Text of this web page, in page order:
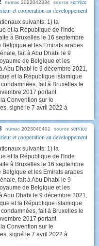
numac 2022042334 source
et cooperation au developpement
suivants: 1) la
et la République de l'Inde
à Bruxelles le 16 septembre
et les Emirats arabes
fait à Abu Dhabi le 9
de Belgique et les
Dhabi le 9 décembre 2021,
et la République islamique
fait à Bruxelles le
2017 portant
Convention sur le
signé le 7 avril 2022 à
numac 2023040401 source service
et cooperation au developpement
suivants: 1) la
et la République de l'Inde
à Bruxelles le 16 septembre
et les Emirats arabes
fait à Abu Dhabi le 9
de Belgique et les
Dhabi le 9 décembre 2021,
et la République islamique
fait à Bruxelles le
2017 portant
Convention sur le
signé le 7 avril 2022 à